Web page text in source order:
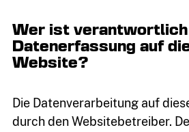
Wer ist verantwortlich
Datenerfassung auf
Website?
Die Datenverarbeitung auf
durch den Websitebetreiber.